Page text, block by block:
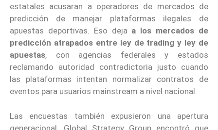
estatales acusaran a operadores de mercados de
predicción de manejar plataformas ilegales de
apuestas deportivas. Eso deja a los mercados de
predicción atrapados entre ley de trading y ley de
apuestas, con agencias federales y estados
reclamando autoridad contradictoria justo cuando
las plataformas intentan normalizar contratos de
eventos para usuarios mainstream a nivel nacional.
Las encuestas también expusieron una apertura
generacional. Global Strategy Group encontró que